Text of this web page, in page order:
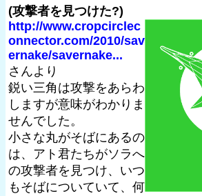
(攻撃者を見つけた?)
http://www.cropcirclec
onnector.com/2010/sav
ernake/savernake...
さんより
鋭い三角は攻撃をあらわ
しますが意味がわかりま
せんでした。
小さな丸がそばにあるの
は、アト君たちがソラへ
の攻撃者を見つけ、いつ
もそばについていて、何